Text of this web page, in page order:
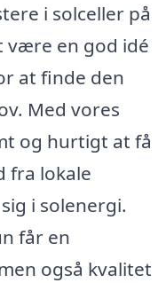
i solceller på
være en god idé
at finde den
Med vores
og hurtigt at få
fra lokale
i solenergi.
får en
også kvalitet